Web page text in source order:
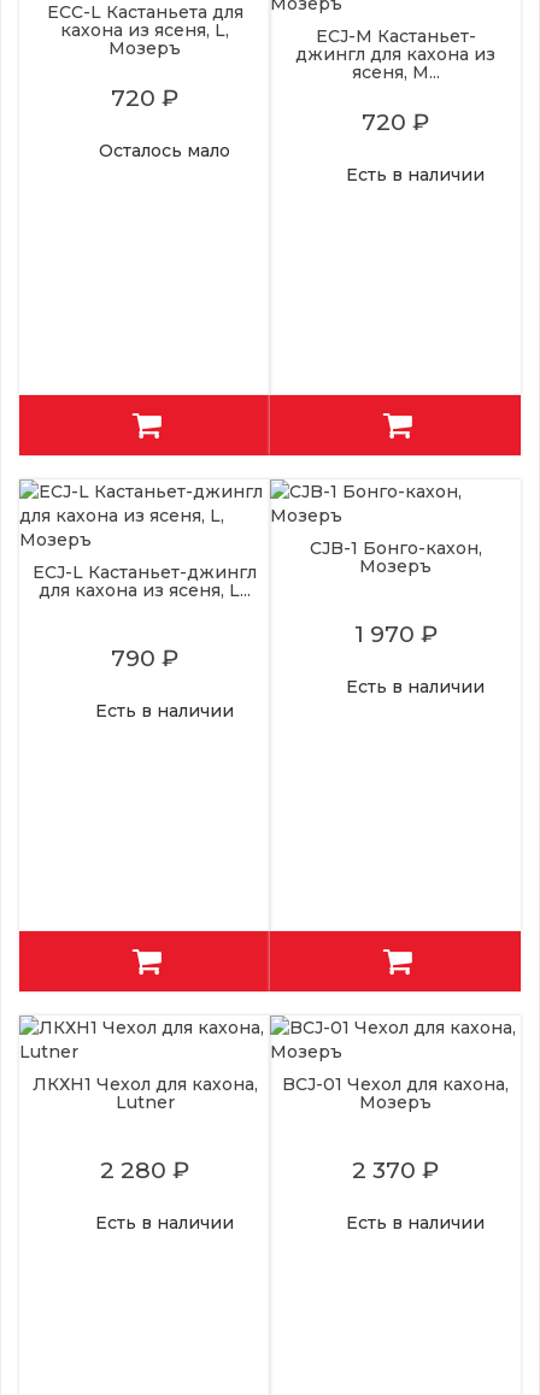
ECC-L Кастаньета для
кахона из ясеня, L,
Мозеръ
720 ₽
Осталось мало
ECJ-M Кастаньет-
джингл для кахона из
ясеня, M...
720 ₽
Есть в наличии
ECJ-L Кастаньет-джингл
для кахона из ясеня, L...
790 ₽
Есть в наличии
CJB-1 Бонго-кахон,
Мозеръ
1 970 ₽
Есть в наличии
ЛКХН1 Чехол для кахона,
Lutner
2 280 ₽
Есть в наличии
BCJ-01 Чехол для кахона,
Мозеръ
2 370 ₽
Есть в наличии